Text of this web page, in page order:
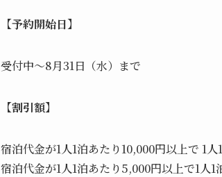
【予約開始日】
受付中～8月31日（水）まで
【割引額】
宿泊代金が1人1泊あたり10,000円以上で 1
宿泊代金が1人1泊あたり5,000円以上で1人